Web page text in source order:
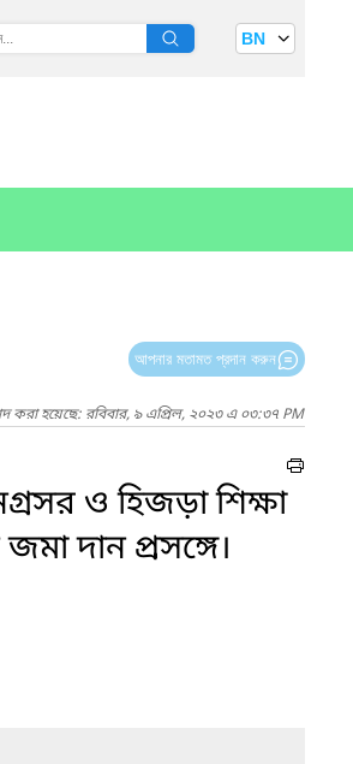
BN
আপনার মতামত প্রদান করুন
করা হয়েছে: রবিবার, ৯ এপ্রিল, ২০২৩ এ ০৩:৩৭ PM
ও হিজড়া শিক্ষা
দান প্রসঙ্গে।